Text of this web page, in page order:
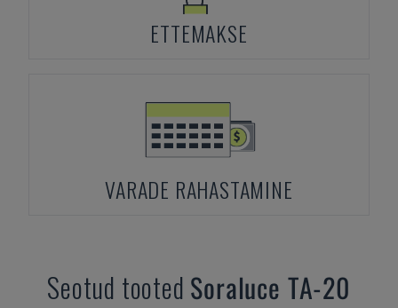
ETTEMAKSE
VARADE RAHASTAMINE
Seotud tooted Soraluce TA-20